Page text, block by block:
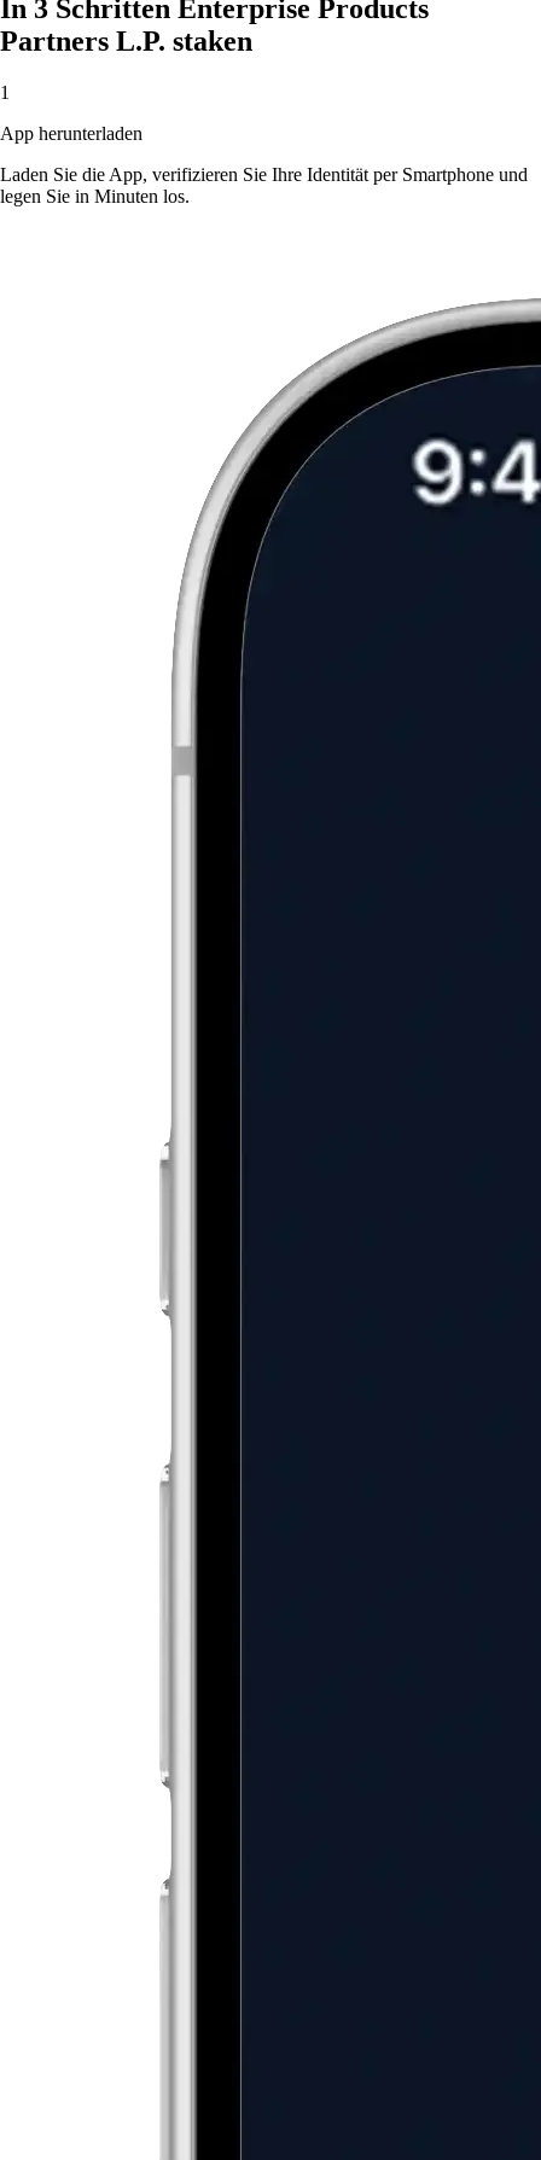
In 3 Schritten Enterprise Products
Partners L.P. staken
1
App herunterladen
Laden Sie die App, verifizieren Sie Ihre Identität per Smartphone und
legen Sie in Minuten los.